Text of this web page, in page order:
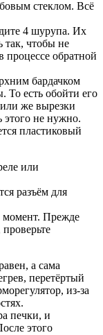
стеклом. Всё
4 шурупа. Их
так, чтобы не
процессе обратной
бардачком
То есть обойти его
же вырезки
этого не нужно.
пластиковый
или
разъём для
момент. Прежде
а сама
перетёртый
из-за
печки, и
этого